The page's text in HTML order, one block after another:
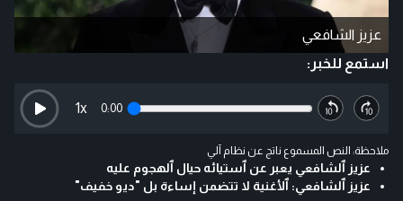
عزيز الشافعي
استمع للخبر:
0:00
1x
ملاحظة: النص المسموع ناتج عن نظام آلي
عزيز ٱلشافعي يعبر عن ٱستيائه حيال ٱلهجوم عليه
عزيز ٱلشافعي: ٱلأغنية لا تتضمن إساءة بل "ديو خفيف"